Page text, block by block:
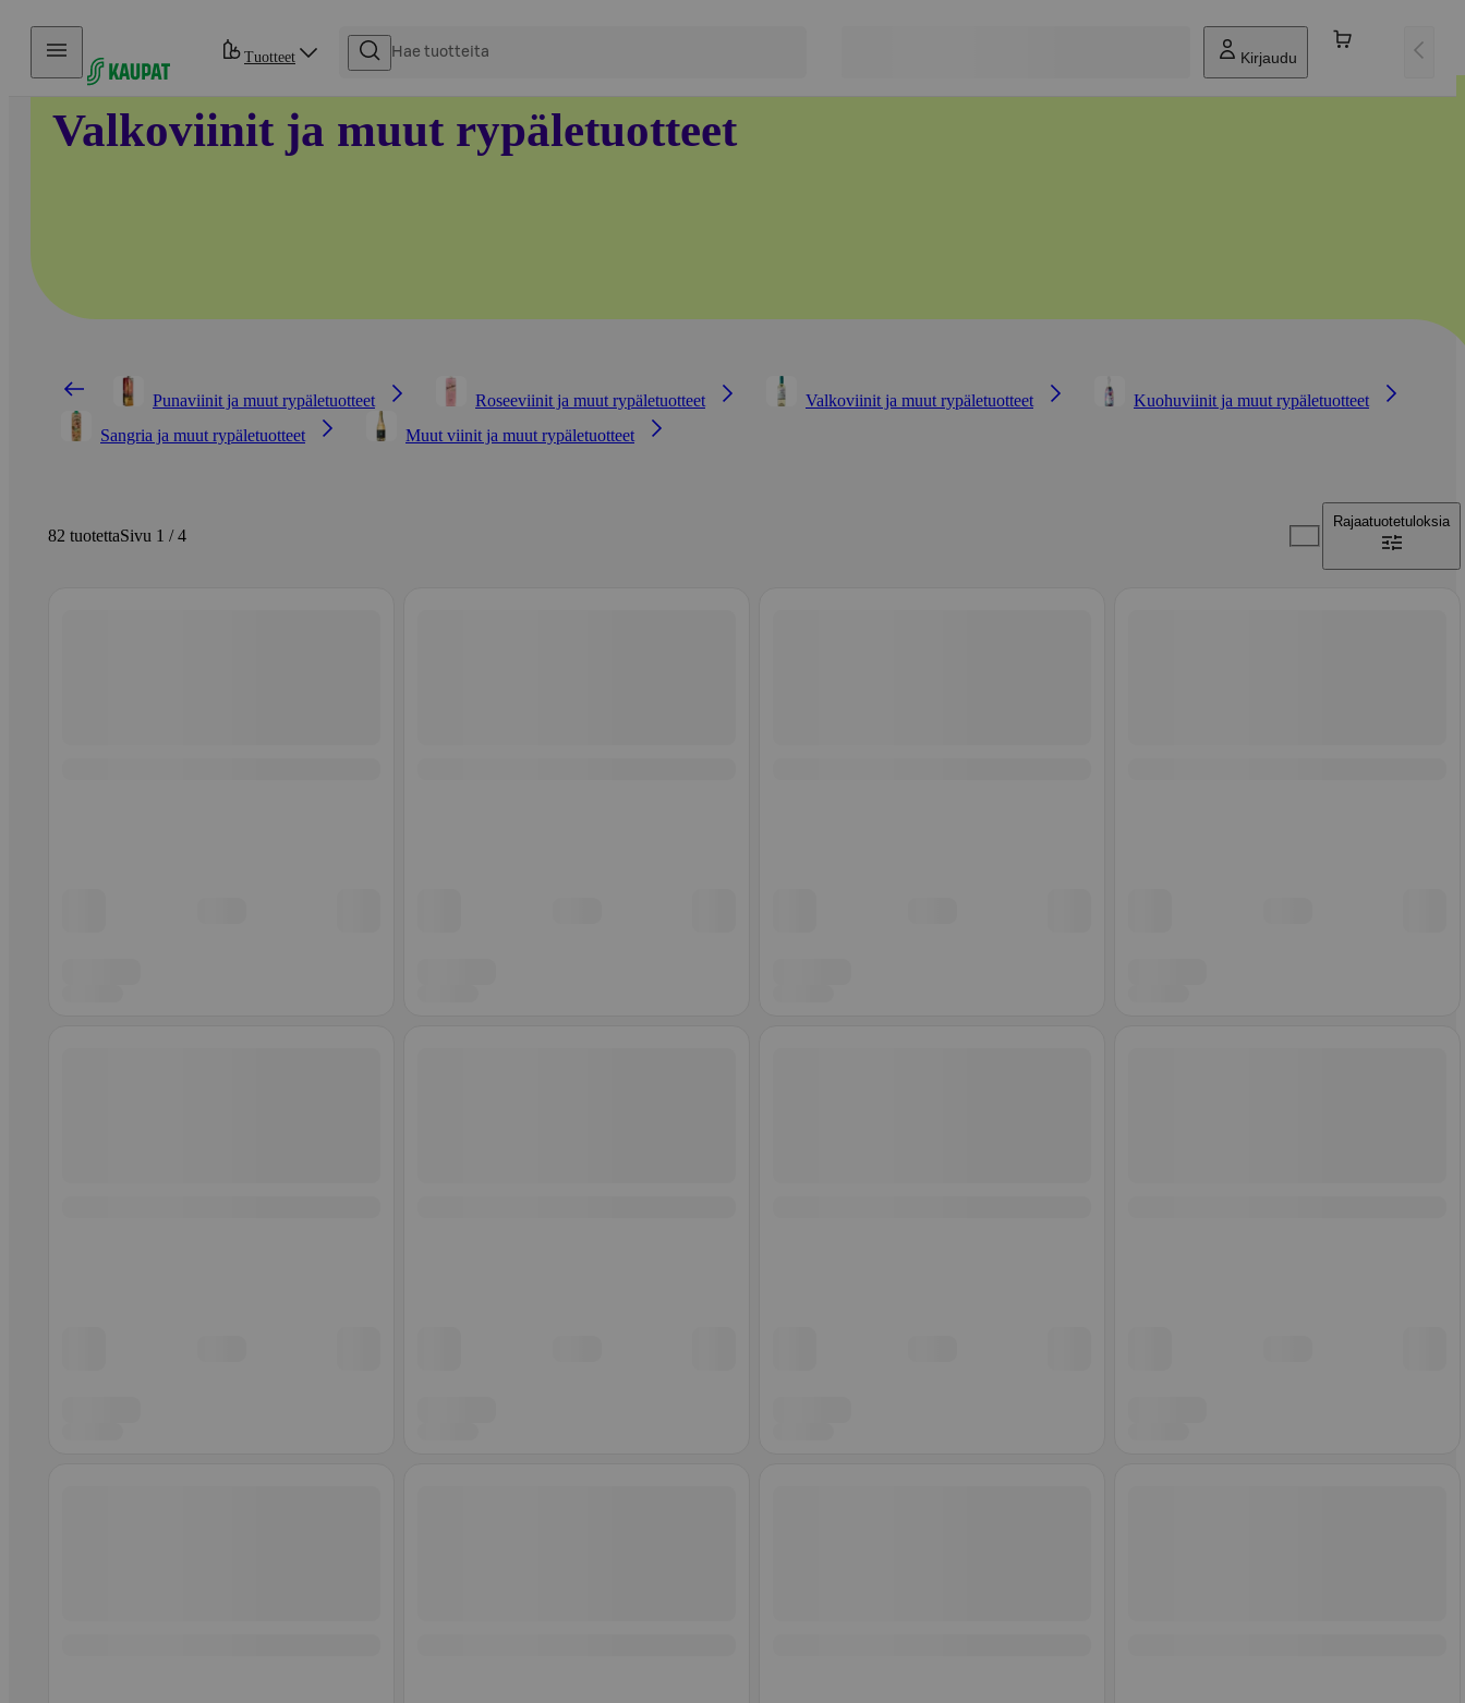
Hyppää sisältöön
Tuotteet Kirjaudu
Valkoviinit ja muut rypäletuotteet
Punaviinit ja muut rypäletuotteet Roseeviinit ja muut rypäletuotteet Valkoviinit ja muut rypäletuotteet
Kuohuviinit ja muut rypäletuotteet
Sangria ja muut rypäletuotteet
Muut viinit ja muut rypäletuotteet
82 tuotettaSivu 1 / 4
Rajaatuotetuloksia